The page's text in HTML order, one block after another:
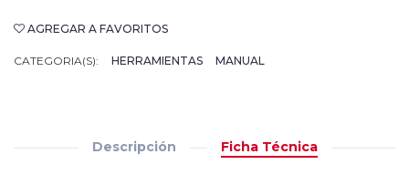
AGREGAR A FAVORITOS
CATEGORIA(S): HERRAMIENTAS MANUAL
Descripción Ficha Técnica